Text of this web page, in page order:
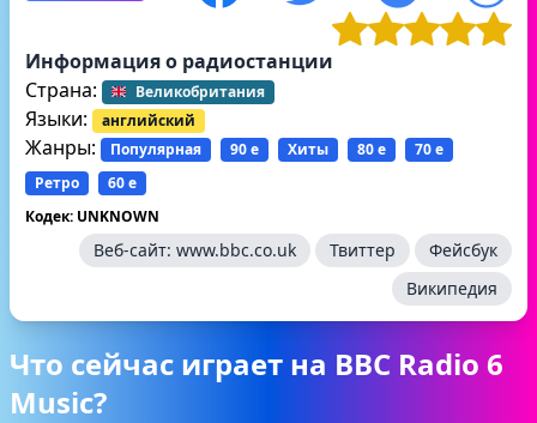
Информация о радиостанции
Страна:
Великобритания
Языки: английский
Жанры: Популярная 90 е Хиты 80 е
70 е
Ретро
60 е
Кодек: UNKNOWN
Веб-сайт: www.bbc.co.uk Твиттер
Фейсбук
Википедия
Что сейчас играет на BBC Radio 6
Music?